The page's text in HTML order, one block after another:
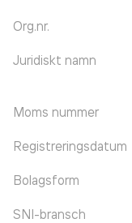
Org.nr.
Juridiskt namn
Moms nummer
Registreringsdatum
Bolagsform
SNI-bransch